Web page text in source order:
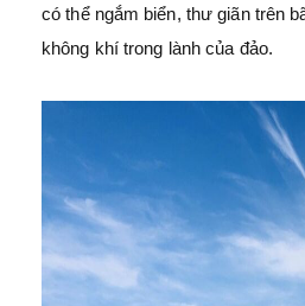
có thể ngắm biển, thư giãn trên
không khí trong lành của đảo.